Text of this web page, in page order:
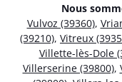
Nous
Vulvoz (39360),
(39210), Vitreux
Villette-lès-Dole
Villerserine (39800),